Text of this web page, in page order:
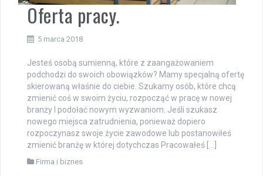
Oferta pracy.
5 marca 2018
Jesteś osobą sumienną, które z zaangażowaniem
podchodzi do swoich obowiązków? Mamy specjalną ofertę
skierowaną właśnie do ciebie. Szukamy osób, które chcą
zmienić coś w swoim życiu, rozpocząć w pracę w nowej
branży I podołać nowym wyzwaniom. Jeśli szukasz
nowego miejsca zatrudnienia, ponieważ dopiero
rozpoczynasz swoje życie zawodowe lub postanowiłeś
zmienić branżę w której dotychczas Pracowałeś […]
Firma i biznes